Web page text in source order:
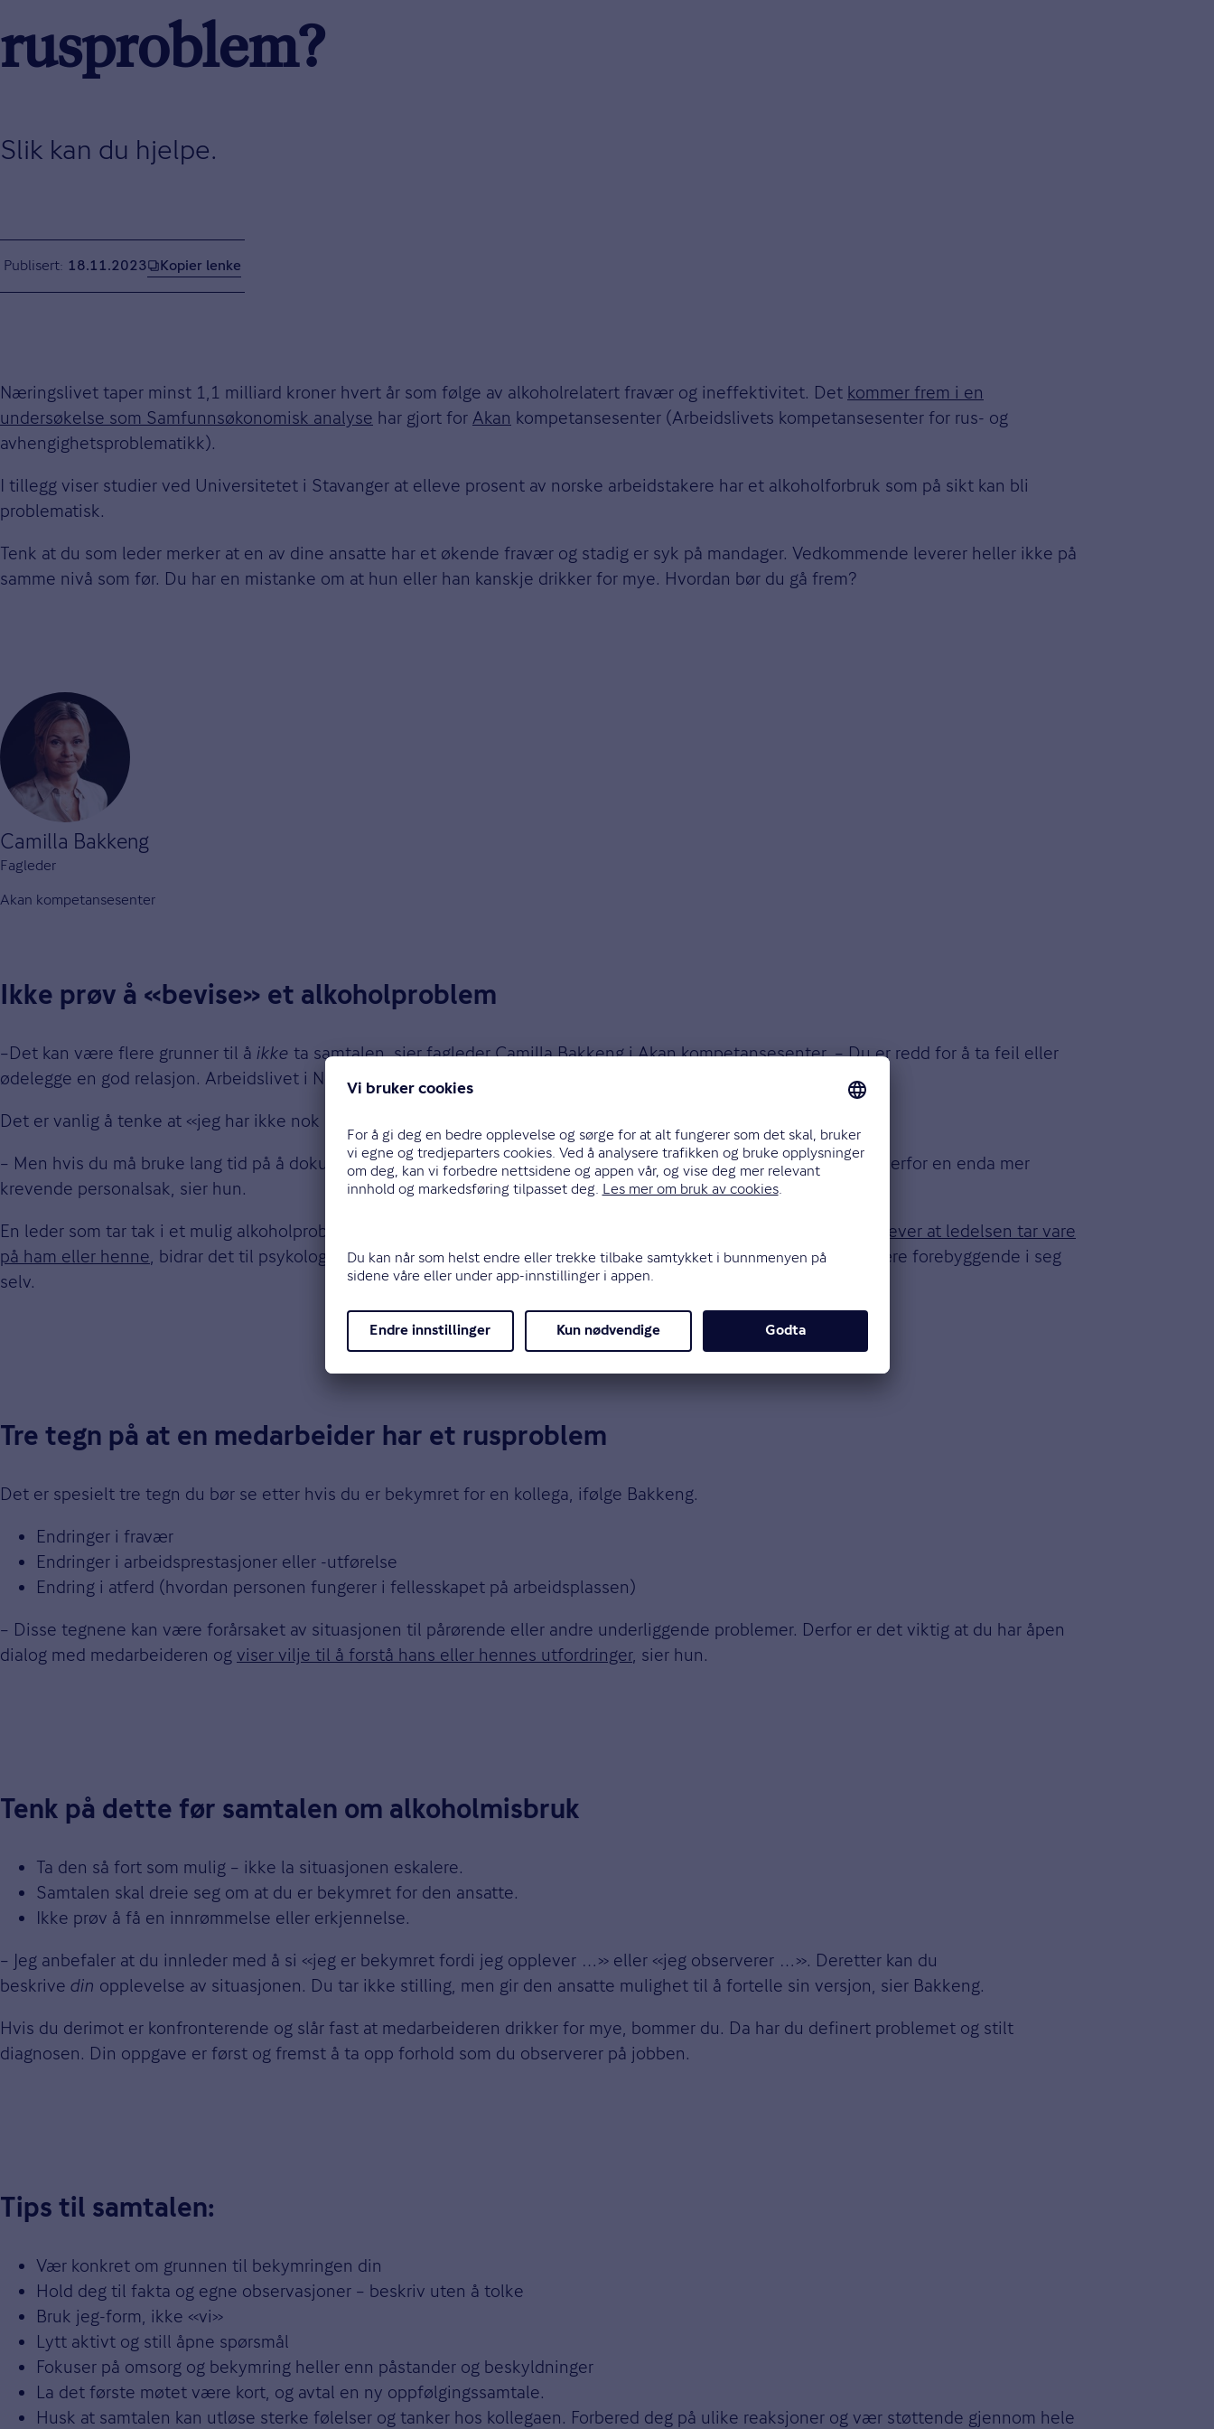
rusproblem?
Slik kan du hjelpe.
Publisert 18.11.2023 Kopier lenke
Næringslivet taper minst 1,1 milliard kroner hvert år som følge av alkoholrelatert fravær og ineffektivitet. Det kommer frem i en
undersøkelse som Samfunnsøkonomisk analyse har gjort for Akan kompetansesenter (Arbeidslivets kompetansesenter for rus- og
avhengighetsproblematikk).
I tillegg viser studier ved Universitetet i Stavanger at elleve prosent av norske arbeidstakere har et alkoholforbruk som på sikt kan bli
problematisk.
Tenk at du som leder merker at en av dine ansatte har et økende fravær og stadig er syk på mandager. Vedkommende leverer heller ikke på
samme nivå som før. Du har en mistanke om at hun eller han kanskje drikker for mye. Hvordan bør du gå frem?
Camilla Bakkeng
Fagleder
Akan kompetansesenter
Ikke prøv å «bevise» et alkoholproblem
–Det kan være flere grunner til å ikke ta samtalen, sier fagleder Camilla Bakkeng i Akan kompetansesenter. – Du er redd for å ta feil eller
ødelegge en god relasjon. Arbeidslivet i Norge er preget av en harmonimodell. Vi er ganske konfliktsky.
Det er vanlig å tenke at «jeg har ikke nok bevis», påpeker Bakkeng.
– Men hvis du må bruke lang tid på å dokumentere det som skjer, kan problemet eskalere imens. Du kan fort stå overfor en enda mer
krevende personalsak, sier hun.
En leder som tar tak i et mulig alkoholproblem hos en medarbeider viser omsorg og handlekraft.
Når en ansatt opplever at ledelsen tar vare
på ham eller henne , bidrar det til psykologisk trygghet. Det sender gode signaler, er god personalpolitikk og kan være forebyggende i seg
selv.
Tre tegn på at en medarbeider har et rusproblem
Det er spesielt tre tegn du bør se etter hvis du er bekymret for en kollega, ifølge Bakkeng.
Endringer i fravær
Endringer i arbeidsprestasjoner eller -utførelse
Endring i atferd (hvordan personen fungerer i fellesskapet på arbeidsplassen)
– Disse tegnene kan være forårsaket av situasjonen til pårørende eller andre underliggende problemer. Derfor er det viktig at du har åpen
dialog med medarbeideren og viser vilje til å forstå hans eller hennes utfordringer, sier hun.
Tenk på dette før samtalen om alkoholmisbruk
Ta den så fort som mulig – ikke la situasjonen eskalere.
Samtalen skal dreie seg om at du er bekymret for den ansatte.
Ikke prøv å få en innrømmelse eller erkjennelse.
– Jeg anbefaler at du innleder med å si «jeg er bekymret fordi jeg opplever …» eller «jeg observerer …». Deretter kan du
beskrive din opplevelse av situasjonen. Du tar ikke stilling, men gir den ansatte mulighet til å fortelle sin versjon, sier Bakkeng.
Hvis du derimot er konfronterende og slår fast at medarbeideren drikker for mye, bommer du. Da har du definert problemet og stilt
diagnosen. Din oppgave er først og fremst å ta opp forhold som du observerer på jobben.
Tips til samtalen:
Vær konkret om grunnen til bekymringen din
Hold deg til fakta og egne observasjoner – beskriv uten å tolke
Bruk jeg-form, ikke «vi»
Lytt aktivt og still åpne spørsmål
Fokuser på omsorg og bekymring heller enn påstander og beskyldninger
La det første møtet være kort, og avtal en ny oppfølgingssamtale.
Husk at samtalen kan utløse sterke følelser og tanker hos kollegaen. Forbered deg på ulike reaksjoner og vær støttende gjennom hele